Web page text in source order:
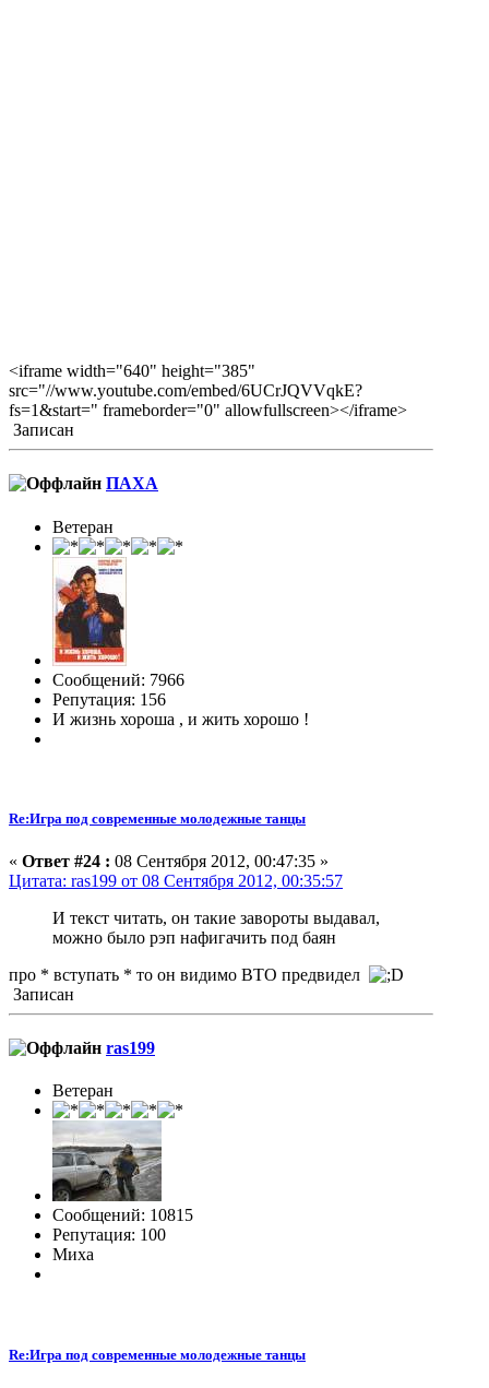
<iframe width="640" height="385"
src="//www.youtube.com/embed/6UCrJQVVqkE?
fs=1&start=" frameborder="0" allowfullscreen></iframe>
Записан
ПАХА
Ветеран
Сообщений: 7966
Репутация: 156
И жизнь хороша , и жить хорошо !
Re:Игра под современные молодежные танцы
« Ответ #24 : 08 Сентября 2012, 00:47:35 »
Цитата: ras199 от 08 Сентября 2012, 00:35:57
И текст читать, он такие завороты выдавал,
можно было рэп нафигачить под баян
про * вступать * то он видимо ВТО предвидел
Записан
ras199
Ветеран
Сообщений: 10815
Репутация: 100
Миха
Re:Игра под современные молодежные танцы